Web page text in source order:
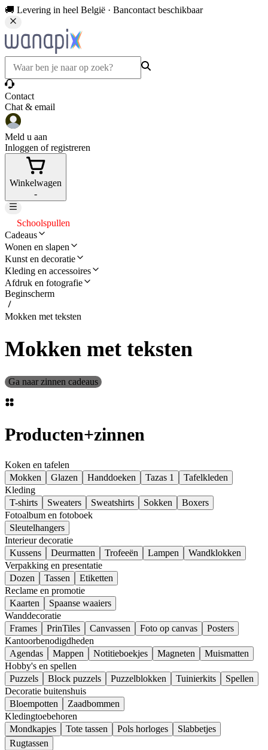
🚚 Levering in heel België · Bancontact beschikbaar
Contact
Chat & email
Meld u aan
Inloggen of registreren
Winkelwagen
-
Schoolspullen
Cadeaus
Wonen en slapen
Kunst en decoratie
Kleding en accessoires
Afdruk en fotografie
Beginscherm
Mokken met teksten
Mokken met teksten
Ga naar zinnen cadeaus
Producten+zinnen
Koken en tafelen
Mokken
Glazen Handdoeken Tazas 1
Tafelkleden
Kleding
T-shirts
Sweaters Sweatshirts Sokken
Boxers
Fotoalbum en fotoboek
Sleutelhangers
Interieur decoratie
Kussens
Deurmatten Trofeeën Lampen
Wandklokken
Verpakking en presentatie
Dozen
Tassen
Etiketten
Reclame en promotie
Kaarten
Spaanse waaiers
Wanddecoratie
Frames
PrinTiles Canvassen Foto op canvas
Posters
Kantoorbenodigdheden
Agendas
Mappen Notitieboekjes Magneten
Muismatten
Hobby's en spellen
Puzzels
Block puzzels Puzzelblokken Tuinierkits
Spellen
Decoratie buitenshuis
Bloempotten
Zaadbommen
Kledingtoebehoren
Mondkapjes
Tote tassen Pols horloges
Slabbetjes
Rugtassen